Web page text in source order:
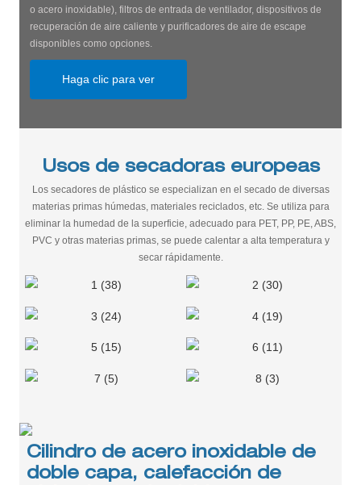
o acero inoxidable), filtros de entrada de ventilador, dispositivos de
recuperación de aire caliente y purificadores de aire de escape
disponibles como opciones.
Haga clic para ver
Usos de secadoras europeas
Los secadores de plástico se especializan en el secado de diversas
materias primas húmedas, materiales reciclados, etc. Se utiliza para
eliminar la humedad de la superficie, adecuado para PET, PP, PE, ABS,
PVC y otras materias primas, se puede calentar a alta temperatura y
secar rápidamente.
Cilindro de acero inoxidable de
doble capa, calefacción de